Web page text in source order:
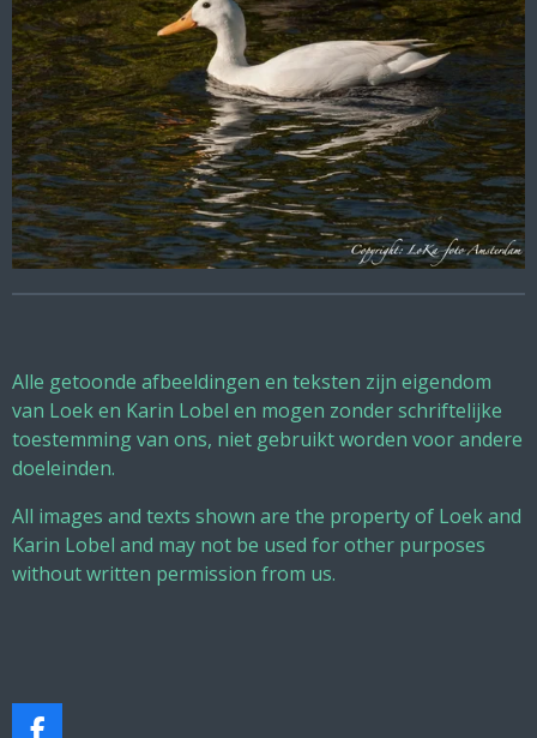
Alle getoonde afbeeldingen en teksten zijn eigendom
van Loek en Karin Lobel en mogen zonder schriftelijke
toestemming van ons, niet gebruikt worden voor andere
doeleinden.
All images and texts shown are the property of Loek and
Karin Lobel and may not be used for other purposes
without written permission from us.